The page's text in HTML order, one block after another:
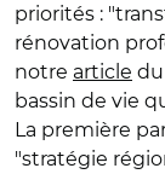
priorités :
rénovation
notre article
bassin de vie
La première
"stratégie